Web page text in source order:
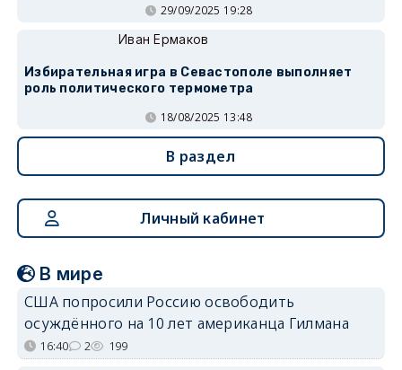
29/09/2025 19:28
Иван Ермаков
Избирательная игра в Севастополе выполняет
роль политического термометра
18/08/2025 13:48
В раздел
Личный кабинет
В мире
США попросили Россию освободить
осуждённого на 10 лет американца Гилмана
16:40 2 199